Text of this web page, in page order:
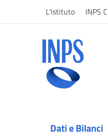
L'Istituto INPS
Dati e Bilanci